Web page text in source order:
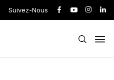
Suivez-Nous